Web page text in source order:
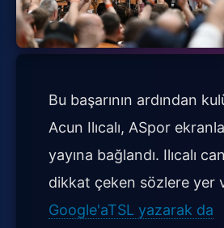
Bu başarının ardından
Acun Ilıcalı, ASpor
yayına bağlandı. Ilıcalı
dikkat çeken sözlere yer
Google'aTSL yazarak da